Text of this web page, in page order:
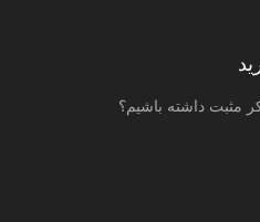
مثبت داشته باشیم؟